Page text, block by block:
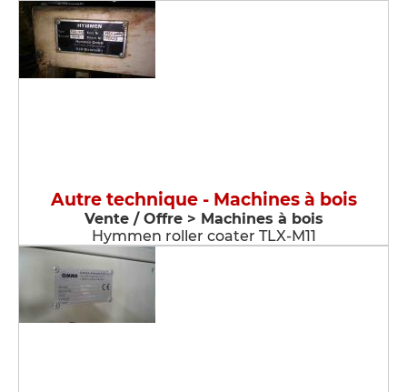
Autre technique - Machines à bois
Vente / Offre > Machines à bois
Hymmen roller coater TLX-M11